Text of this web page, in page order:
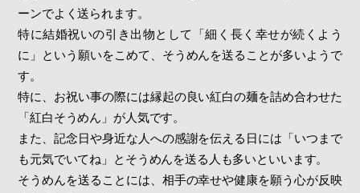
ーンでよく送られます。
特に結婚祝いの引き出物として「細く長く幸せが続くよう
に」という願いをこめて、そうめんを送ることが多いようで
す。
特に、お祝い事の際には縁起の良い紅白の麺を詰め合わせた
「紅白そうめん」が人気です。
また、記念日や身近な人への感謝を伝える日には「いつまで
も元気でいてね」とそうめんを送る人も多いといいます。
そうめんを送ることには、相手の幸せや健康を願う心が反映